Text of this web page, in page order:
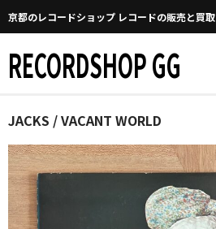
京都のレコードショップ レコードの販売と買取
RECORDSHOP GG
Home
マイページ
GGについて
買取について
JACKS / VACANT WORLD